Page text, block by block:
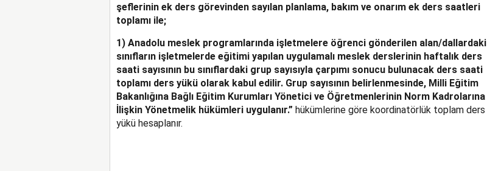
şeflerinin ek ders görevinden sayılan planlama, bakım ve onarım ek ders saatleri
toplamı ile;
1) Anadolu meslek programlarında işletmelere öğrenci gönderilen alan/dallardaki
sınıfların işletmelerde eğitimi yapılan uygulamalı meslek derslerinin haftalık ders
saati sayısının bu sınıflardaki grup sayısıyla çarpımı sonucu bulunacak ders saati
toplamı ders yükü olarak kabul edilir. Grup sayısının belirlenmesinde, Milli Eğitim
Bakanlığına Bağlı Eğitim Kurumları Yönetici ve Öğretmenlerinin Norm Kadrolarına
İlişkin Yönetmelik hükümleri uygulanır.” hükümlerine göre koordinatörlük toplam ders
yükü hesaplanır.